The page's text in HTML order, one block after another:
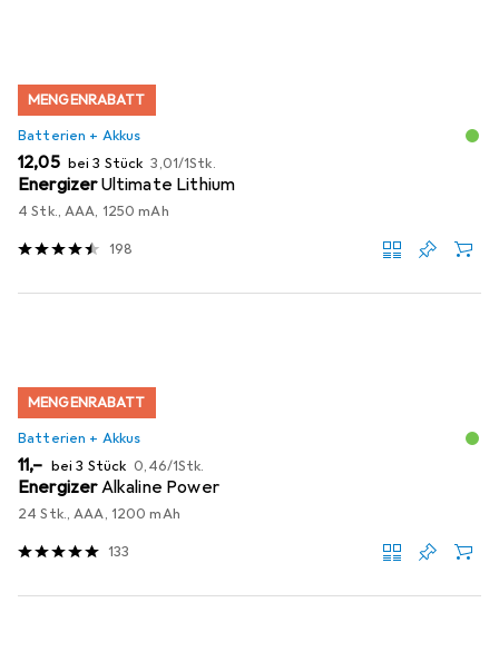
MENGENRABATT
Batterien + Akkus
EUR
12,05 bei 3 Stück EUR
3,01/1Stk.
EnergizerUltimate Lithium
4 Stk., AAA, 1250 mAh
198
MENGENRABATT
Batterien + Akkus
EUR
11,– bei 3 Stück EUR
0,46/1Stk.
EnergizerAlkaline Power
24 Stk., AAA, 1200 mAh
133